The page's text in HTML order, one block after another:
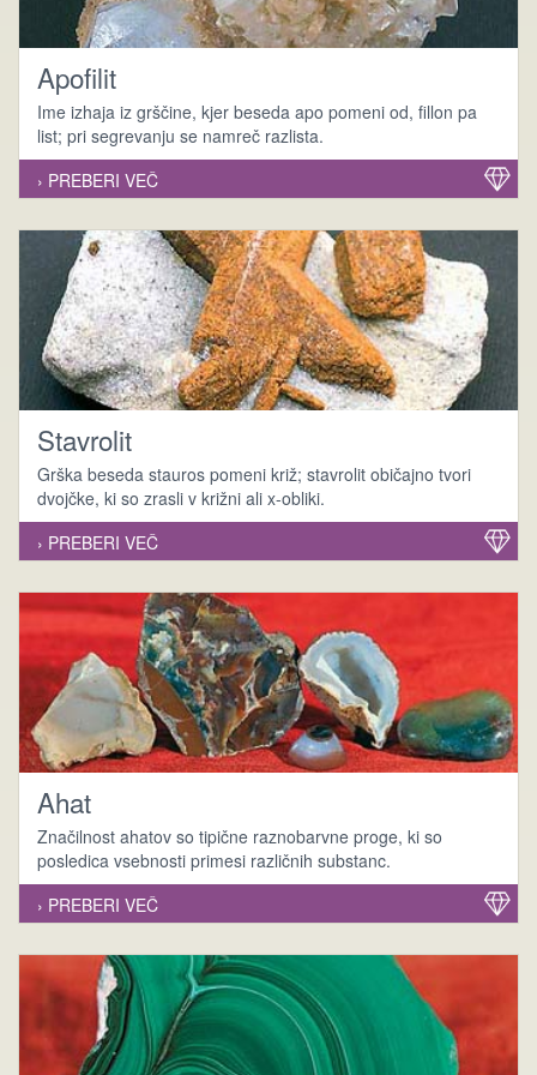
Apofilit
Ime izhaja iz grščine, kjer beseda apo pomeni od, fillon pa
list; pri segrevanju se namreč razlista.
› PREBERI VEČ
Stavrolit
Grška beseda stauros pomeni križ; stavrolit običajno tvori
dvojčke, ki so zrasli v križni ali x-obliki.
› PREBERI VEČ
Ahat
Značilnost ahatov so tipične raznobarvne proge, ki so
posledica vsebnosti primesi različnih substanc.
› PREBERI VEČ